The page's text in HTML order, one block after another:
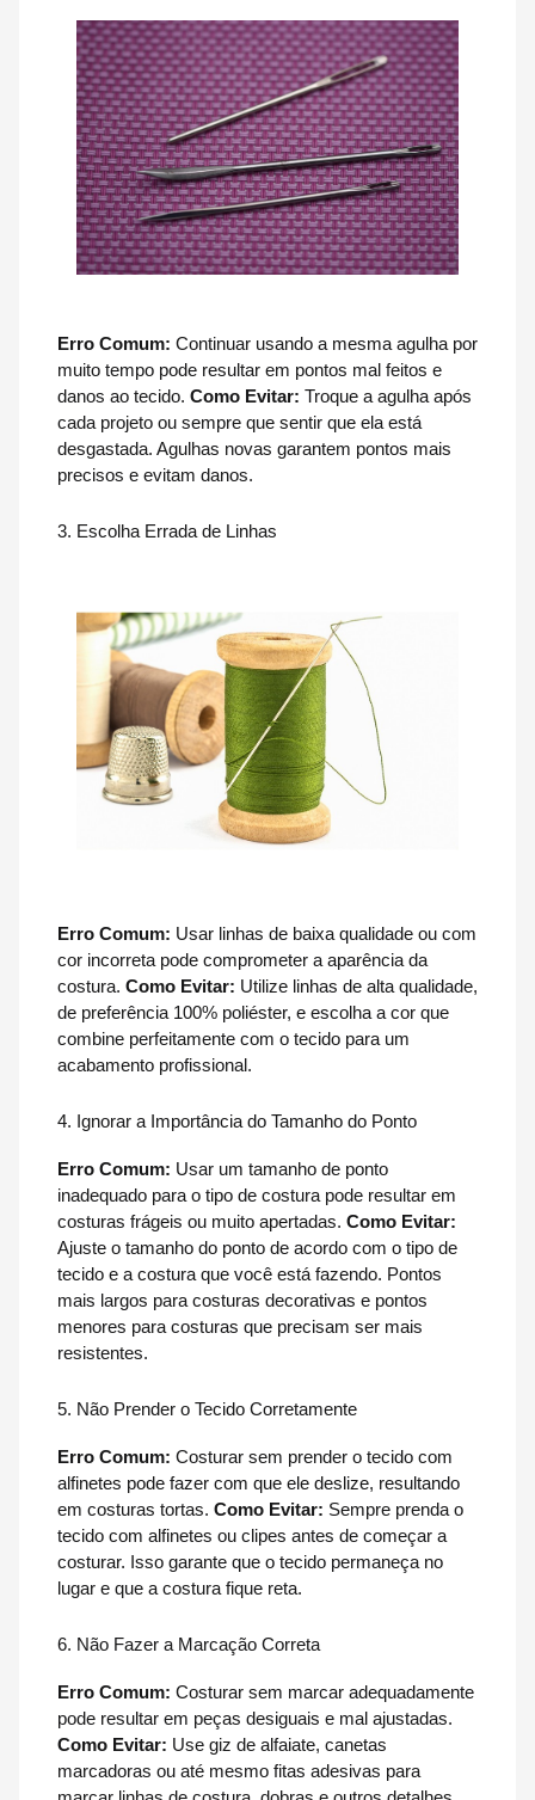
Erro Comum: Continuar usando a mesma agulha por
muito tempo pode resultar em pontos mal feitos e
danos ao tecido. Como Evitar: Troque a agulha após
cada projeto ou sempre que sentir que ela está
desgastada. Agulhas novas garantem pontos mais
precisos e evitam danos.
3. Escolha Errada de Linhas
Erro Comum: Usar linhas de baixa qualidade ou com
cor incorreta pode comprometer a aparência da
costura. Como Evitar: Utilize linhas de alta qualidade,
de preferência 100% poliéster, e escolha a cor que
combine perfeitamente com o tecido para um
acabamento profissional.
4. Ignorar a Importância do Tamanho do Ponto
Erro Comum: Usar um tamanho de ponto
inadequado para o tipo de costura pode resultar em
costuras frágeis ou muito apertadas. Como Evitar:
Ajuste o tamanho do ponto de acordo com o tipo de
tecido e a costura que você está fazendo. Pontos
mais largos para costuras decorativas e pontos
menores para costuras que precisam ser mais
resistentes.
5. Não Prender o Tecido Corretamente
Erro Comum: Costurar sem prender o tecido com
alfinetes pode fazer com que ele deslize, resultando
em costuras tortas. Como Evitar: Sempre prenda o
tecido com alfinetes ou clipes antes de começar a
costurar. Isso garante que o tecido permaneça no
lugar e que a costura fique reta.
6. Não Fazer a Marcação Correta
Erro Comum: Costurar sem marcar adequadamente
pode resultar em peças desiguais e mal ajustadas.
Como Evitar: Use giz de alfaiate, canetas
marcadoras ou até mesmo fitas adesivas para